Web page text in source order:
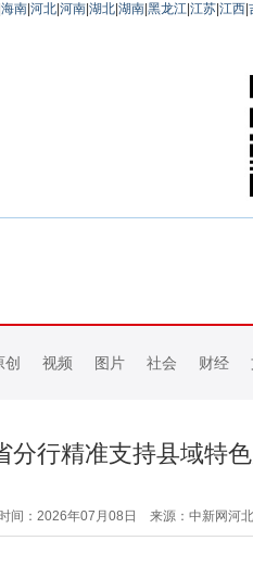
海南 河北 河南 湖北 湖南 黑龙江 江苏 江西
创 视频 图片 社会 财经
分行精准支持县域特
时间：2026年07月08日 来源：中新网河北